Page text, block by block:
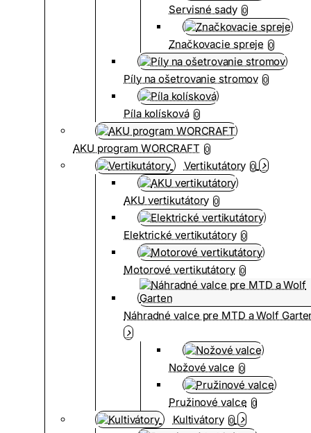
Servisné sady 0
Značkovacie spreje 0
Píly na ošetrovanie stromov 0
Píla kolísková 0
AKU program WORCRAFT 0
Vertikutátory 0
AKU vertikutátory 0
Elektrické vertikutátory 0
Motorové vertikutátory 0
Náhradné valce pre MTD a Wolf
Nožové valce 0
Pružinové valce 0
Kultivátory 0